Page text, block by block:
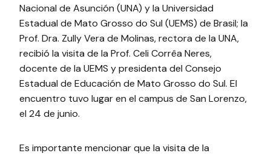
Nacional de Asunción (UNA) y la Universidad
Estadual de Mato Grosso do Sul (UEMS) de Brasil; la
Prof. Dra. Zully Vera de Molinas, rectora de la UNA,
recibió la visita de la Prof. Celi Corrêa Neres,
docente de la UEMS y presidenta del Consejo
Estadual de Educación de Mato Grosso do Sul. El
encuentro tuvo lugar en el campus de San Lorenzo,
el 24 de junio.
Es importante mencionar que la visita de la